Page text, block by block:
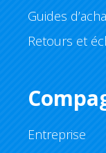
Guides
Retours et
Entreprise